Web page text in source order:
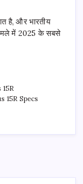
है, और भारतीय
में 2025 के सबसे
15R Specs